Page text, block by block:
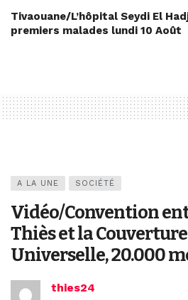
Tivaouane/L’hôpital Seydi El
premiers malades lundi 10 Août
A LA UNE SOCIÉTÉ
Vidéo/Convention
Thiès et la
Universelle, 20.000
thies24